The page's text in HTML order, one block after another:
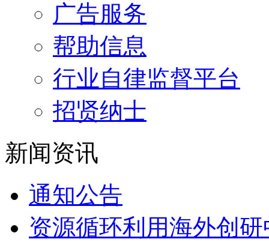
广告服务
帮助信息
行业自律监督平台
招贤纳士
新闻资讯
通知公告
资源循环利用海外创研